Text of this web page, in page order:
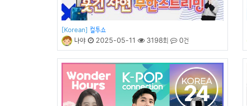
[Korean] 컬투쇼
나야
2025-05-11 3198회 0건